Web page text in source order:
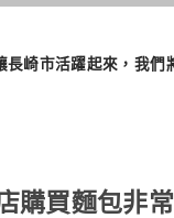
市活躍起來，我們
購買麵包非常